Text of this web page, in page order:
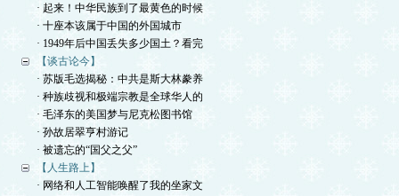
· 起来！中华民族到了最黄色的时候
· 十座本该属于中国的外国城市
· 1949年后中国丢失多少国土？看完
【谈古论今】
· 苏版毛选揭秘：中共是斯大林豢养
· 种族歧视和极端宗教是全球华人的
· 毛泽东的美国梦与尼克松图书馆
· 孙故居翠亨村游记
· 被遗忘的“国父之父”
【人生路上】
· 网络和人工智能唤醒了我的坐家文